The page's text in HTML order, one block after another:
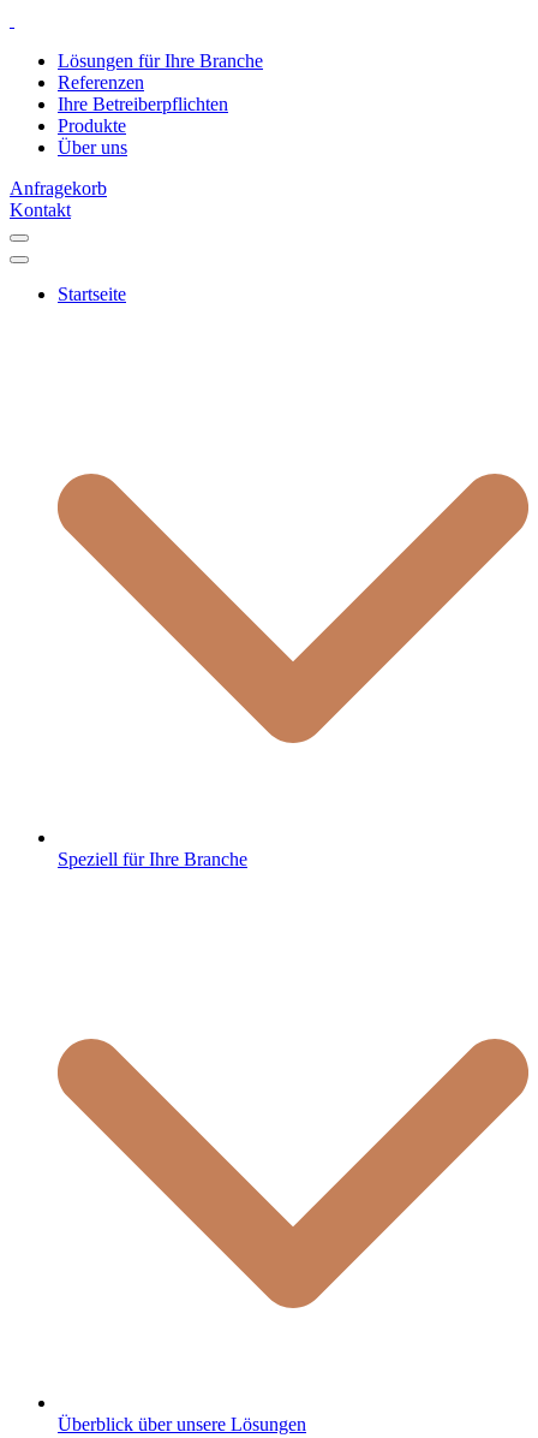
Lösungen für Ihre Branche
Referenzen
Ihre Betreiberpflichten
Produkte
Über uns
Anfragekorb
Kontakt
Startseite
Speziell für Ihre Branche
Überblick über unsere Lösungen